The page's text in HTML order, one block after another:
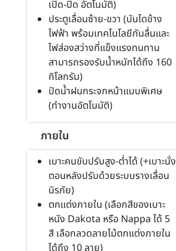
เปิด-ปิด อัตโนมัติ)
ประตูเลื่อนซ้าย-ขวา (บันไดข้าง
ไฟฟ้า พร้อมเทคโนโลยีกันลื่นและ
ไฟส่องสว่างที่แข็งแรงทนทาน
สามารถรองรับน้ำหนักได้ถึง 160
กิโลกรัม)
ปัดน้ำฝนกระจกหน้าแบบพิเศษ
(ทำงานอัตโนมัติ)
ภายใน
เบาะคนขับปรับสูง-ต่ำได้ (+เบาะนั่ง
ตอนหลังปรับด้วยระบบรางเลื่อน
นิรภัย)
ตกแต่งภายใน (เลือกสีของเบาะ
หนัง Dakota หรือ Nappa ได้ 5
สี เลือกลวดลายไม้ตกแต่งภายใน
ได้ถึง 10 ลาย)